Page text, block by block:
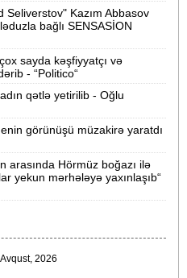
icra başçısı olmayan
universitetin müəllimləri
İşsiz qalıblar
leysan yağışları -150-dən
ölüb
qarşısına çıxarılır -
tarixində ilk
-
və ət yeyən bölgələr -
Seliverstov" Kazım Abbasov
bağlı SENSASİON
sayda kəşfiyyatçı və
- “Politico“
qətlə yetirilib - Oğlu
görünüşü müzakirə yaratdı
arasında Hörmüz boğazı ilə
yekun mərhələyə yaxınlaşıb“
Avqust, 2026